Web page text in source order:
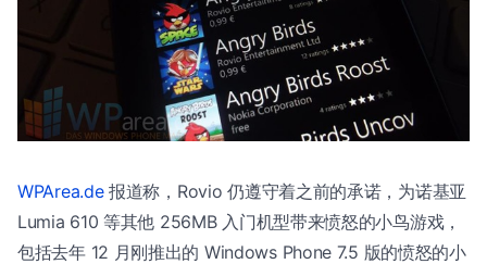
WPArea.de报道称，Rovio 仍遵守着之前的承诺，为诺基亚
Lumia 610 等其他 256MB 入门机型带来愤怒的小鸟游戏，
包括去年 12 月刚推出的 Windows Phone 7.5 版的愤怒的小